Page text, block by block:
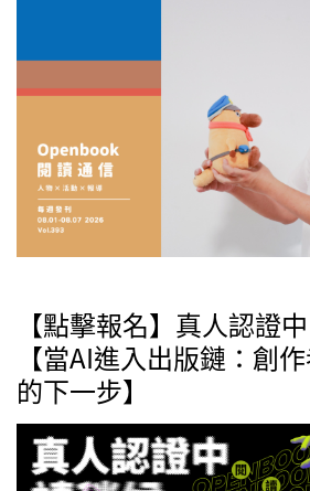
【點擊報名】真人認證
【當AI進入出版鏈：創
的下一步】